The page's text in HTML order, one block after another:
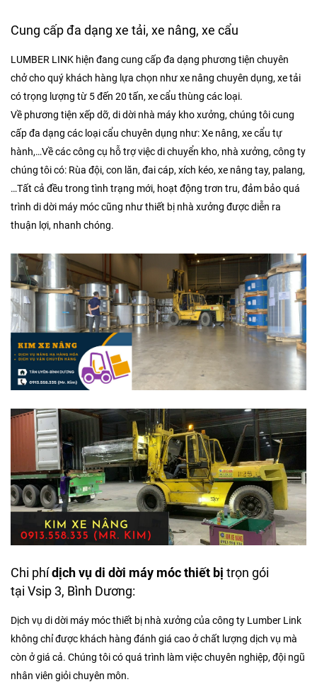
Cung cấp đa dạng xe tải, xe nâng, xe cẩu
LUMBER LINK hiện đang cung cấp đa dạng phương tiện chuyên
chở cho quý khách hàng lựa chọn như xe nâng chuyên dụng, xe tải
có trọng lượng từ 5 đến 20 tấn, xe cẩu thùng các loại.
Về phương tiện xếp dỡ, di dời nhà máy kho xưởng, chúng tôi cung
cấp đa dạng các loại cẩu chuyên dụng như: Xe nâng, xe cẩu tự
hành,…Về các công cụ hỗ trợ việc di chuyển kho, nhà xưởng, công ty
chúng tôi có: Rùa đội, con lăn, đai cáp, xích kéo, xe nâng tay, palang,
…Tất cả đều trong tình trạng mới, hoạt động trơn tru, đảm bảo quá
trình di dời máy móc cũng như thiết bị nhà xưởng được diễn ra
thuận lợi, nhanh chóng.
Chi phídịch vụ di dời máy móc thiết bị trọn gói
tại Vsip 3, Bình Dương:
Dịch vụ di dời máy móc thiết bị nhà xưởng của công ty Lumber Link
không chỉ được khách hàng đánh giá cao ở chất lượng dịch vụ mà
còn ở giá cả. Chúng tôi có quá trình làm việc chuyên nghiệp, đội ngũ
nhân viên giỏi chuyên môn.